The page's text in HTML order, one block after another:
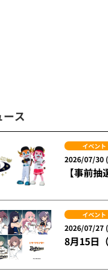
ース
イベント
2026/07/30
【事前
イベント
2026/07/27
8月15日